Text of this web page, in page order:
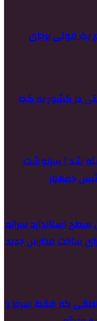
یک فوتی برجای
در کشور به کجا
شد | سرنوشت
جمهور
سطح استاندارد سرانه
ساخت مدارس جدید
مناطقی که فقط سرما را